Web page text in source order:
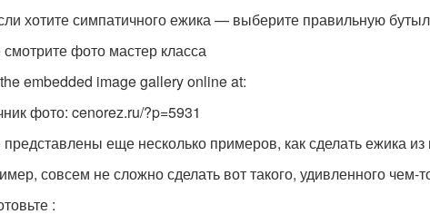
хотите симпатичного ежика — выберите правильную
фото мастер класса
embedded image gallery online at:
фото: cenorez.ru/?p=5931
еще несколько примеров, как сделать ежика
совсем не сложно сделать вот такого, удивленного
: